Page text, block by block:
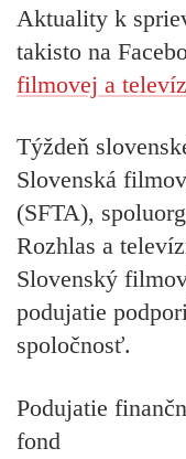
Aktuality k
takisto na
filmovej a
Týždeň
Slovenská
(SFTA),
Rozhlas a
Slovenský
podujatie
spoločnosť.
Podujatie
fond